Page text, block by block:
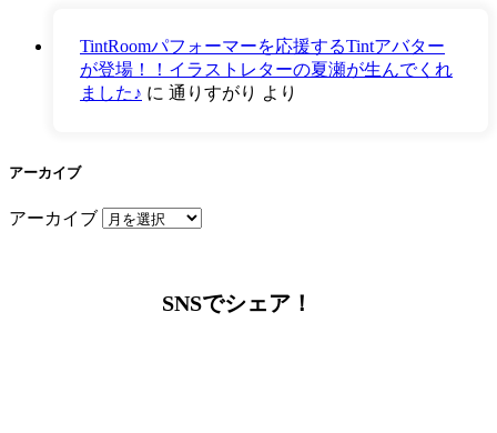
TintRoomパフォーマーを応援するTintアバター
が登場！！イラストレターの夏瀬が生んでくれ
ました♪ に 通りすがり より
アーカイブ
アーカイブ
SNSでシェア！